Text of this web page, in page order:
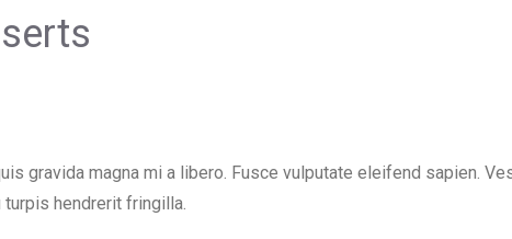
gravida magna mi a libero. Fusce vulputate eleifend sapien.
turpis hendrerit fringilla.